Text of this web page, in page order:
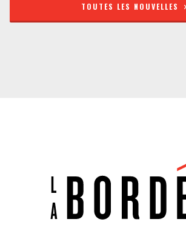
TOUTES LES NOUVELLES